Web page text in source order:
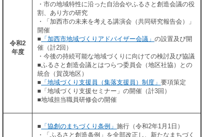
令和2
年度
・市の地域特性に沿った自治会やふるさと創造会議の役
割、あり方の研究
・「加西市の未来を考える講演会（共同研究報告会）」
開催
■ 「加西市地域づくりアドバイザー会議」 の設置及び開
催（計2回）
・今後の持続可能な地域づくりに向けての検討及び協議
■ふるさと創造会議とはつらつ委員会（地区社協）との
統合（賀茂地区）
■ 「地域づくり支援員（集落支援員）制度」 要項策定
■「地域づくり支援セミナー」の開催（計3回）
■地域担当職員研修会の開催
■ 「協創のまちづくり条例」 施行（令和2年1月1日）
・「ふるさと創造条例」を全部改正し、新たなまちづく